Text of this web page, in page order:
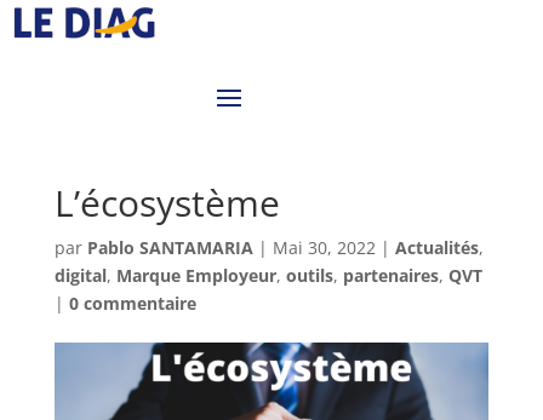
L’écosystème
par Pablo SANTAMARIA| Mai 30, 2022| Actualités,
digital, Marque Employeur, outils, partenaires, QVT
| 0 commentaire